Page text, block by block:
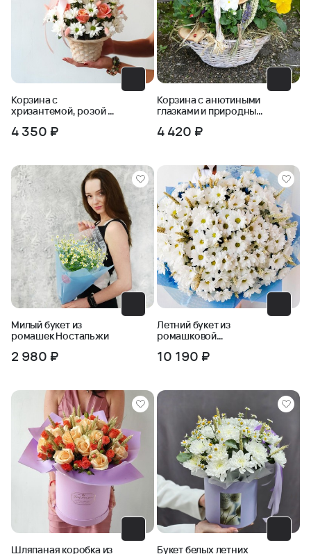
Корзина с
хризантемой, розой и
4 350 ₽
Корзина с анютиными
глазками и природным
4 420 ₽
Милый букет из
ромашек Ностальжи
2 980 ₽
Летний букет из
ромашковой
пшеницы
10 190 ₽
Шляпаная коробка из Букет белых летних